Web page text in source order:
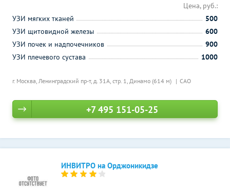
г. Москва, Ленинградский пр-т, д. 31А, стр. 1, Динамо (614 м) САО
Цена, руб.:
УЗИ мягких тканей
500
УЗИ щитовидной железы
600
УЗИ почек и надпочечников
900
УЗИ плечевого сустава
1000
+7 495 151-05-25
ИНВИТРО на Орджоникидзе